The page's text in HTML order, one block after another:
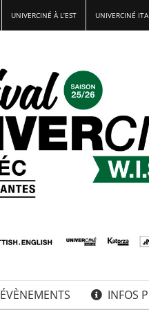
UNIVERCINÉ À L’EST UNIVERCINÉ
ÉVÈNEMENTS INFOS